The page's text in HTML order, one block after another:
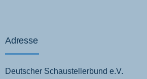
Adresse
Deutscher Schaustellerbund e.V.